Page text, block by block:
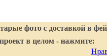
фото с доставкой в
в целом - нажмите: